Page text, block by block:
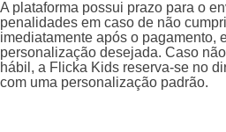
A plataforma possui prazo para o
penalidades em caso de não
imediatamente após o pagamento,
personalização desejada. Caso
hábil, a Flicka Kids reserva-se no
com uma personalização padrão.